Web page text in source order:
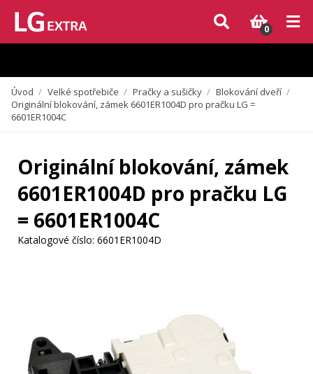
Vzhledem k aktuální situaci se může dodání dílů, které nejsou skladem,
zpozdit. Děkujeme za pochopení.
0
Úvod / Velké spotřebiče / Pračky a sušičky / Blokování dveří /
Originální blokování, zámek 6601ER1004D pro pračku LG =
6601ER1004C
Originální blokování, zámek
6601ER1004D pro pračku LG
= 6601ER1004C
Katalogové číslo: 6601ER1004D